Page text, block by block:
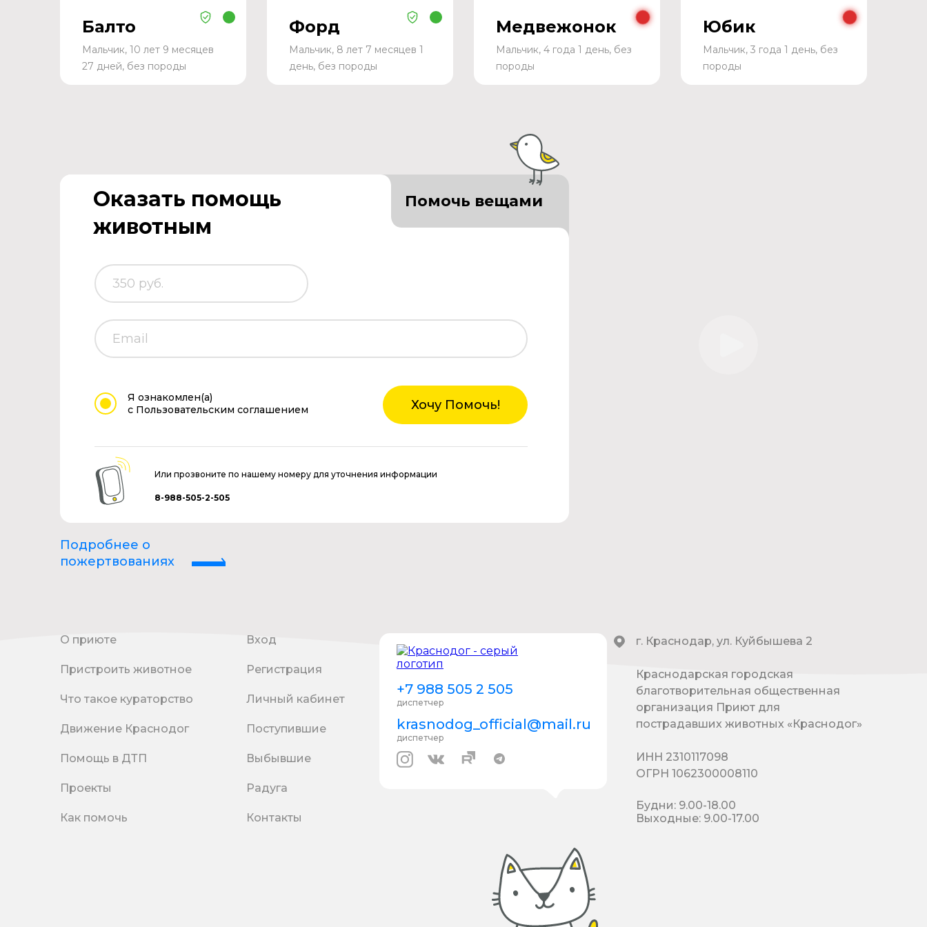
Балто
Мальчик, 10 лет 9 месяцев
27 дней, без породы
Форд
Мальчик, 8 лет 7 месяцев 1
день, без породы
Медвежонок
Мальчик, 4 года 1 день, без
породы
Юбик
Мальчик, 3 года 1 день, без
породы
Оказать помощь
животным
Помочь вещами
Я ознакомлен(а)
с Пользовательским соглашением
Хочу Помочь!
Или прозвоните по нашему номеру для уточнения информации
8-988-505-2-505
Подробнее о
пожертвованиях
О приюте
Пристроить животное
Что такое кураторство
Движение Краснодог
Помощь в ДТП
Проекты
Как помочь
Вход
Регистрация
Личный кабинет
Поступившие
Выбывшие
Радуга
Контакты
+7 988 505 2 505
диспетчер
krasnodog_official@mail.ru
диспетчер
г. Краснодар, ул. Куйбышева 2
Краснодарская городская
благотворительная общественная
организация Приют для
пострадавших животных «Краснодог»
ИНН 2310117098
ОГРН 1062300008110
Будни: 9.00-18.00
Выходные: 9.00-17.00